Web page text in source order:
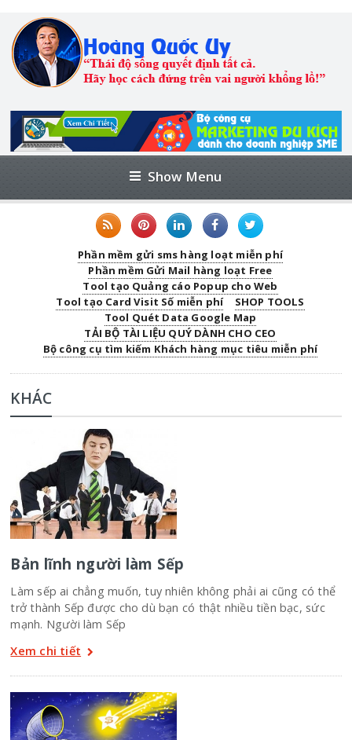
Show Menu
Phần mềm gửi sms hàng loạt miễn phí
Phần mềm Gửi Mail hàng loạt Free
Tool tạo Quảng cáo Popup cho Web
Tool tạo Card Visit Số miễn phí
SHOP TOOLS
Tool Quét Data Google Map
TẢI BỘ TÀI LIỆU QUÝ DÀNH CHO CEO
Bộ công cụ tìm kiếm Khách hàng mục tiêu miễn phí
KHÁC
Bản lĩnh người làm Sếp
Làm sếp ai chẳng muốn, tuy nhiên không phải ai cũng có thể
trở thành Sếp được cho dù bạn có thật nhiều tiền bạc, sức
mạnh. Người làm Sếp
Xem chi tiết